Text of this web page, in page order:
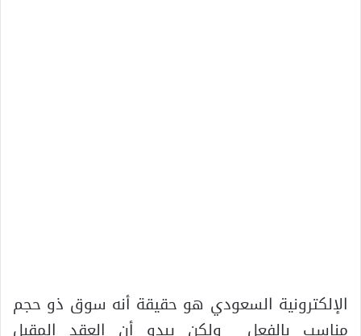
الإلكترونية السعودي هو حقيقة أنه سوق ذو حجم
مناسب بالفعل ولكن يبدو أن العقد المقبل